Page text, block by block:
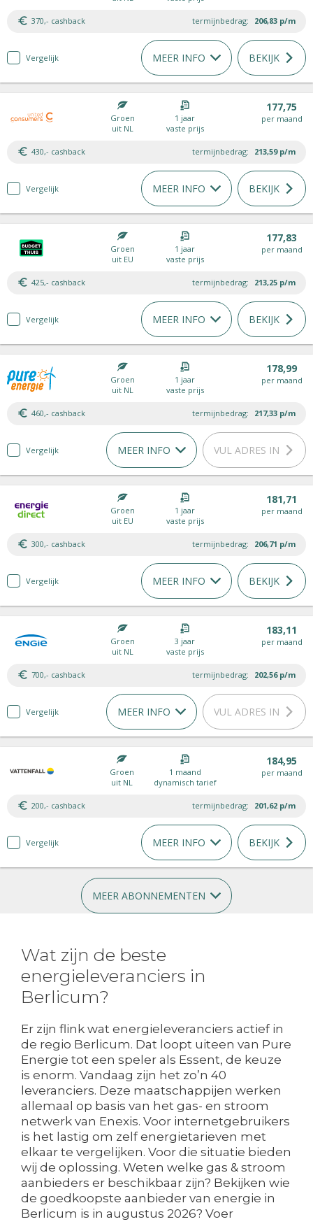
370,- cashback termijnbedrag: 206,83 p/m
Vergelijk MEER INFO BEKIJK
Groen
uit NL
1 jaar
vaste prijs
177,75
per maand
430,- cashback termijnbedrag: 213,59 p/m
Vergelijk MEER INFO BEKIJK
Groen
uit EU
1 jaar
vaste prijs
177,83
per maand
425,- cashback termijnbedrag: 213,25 p/m
Vergelijk MEER INFO BEKIJK
Groen
uit NL
1 jaar
vaste prijs
178,99
per maand
460,- cashback termijnbedrag: 217,33 p/m
Vergelijk MEER INFO VUL ADRES IN
Groen
uit EU
1 jaar
vaste prijs
181,71
per maand
300,- cashback termijnbedrag: 206,71 p/m
Vergelijk MEER INFO BEKIJK
Groen
uit NL
3 jaar
vaste prijs
183,11
per maand
700,- cashback termijnbedrag: 202,56 p/m
Vergelijk MEER INFO VUL ADRES IN
Groen
uit NL
1 maand
dynamisch tarief
184,95
per maand
200,- cashback termijnbedrag: 201,62 p/m
Vergelijk MEER INFO BEKIJK
MEER ABONNEMENTEN
Wat zijn de beste
energieleveranciers in
Berlicum?
Er zijn flink wat energieleveranciers actief in
de regio Berlicum. Dat loopt uiteen van Pure
Energie tot een speler als Essent, de keuze
is enorm. Vandaag zijn het zo’n 40
leveranciers. Deze maatschappijen werken
allemaal op basis van het gas- en stroom
netwerk van Enexis. Voor internetgebruikers
is het lastig om zelf energietarieven met
elkaar te vergelijken. Voor die situatie bieden
wij de oplossing. Weten welke gas & stroom
aanbieders er beschikbaar zijn? Bekijken wie
de goedkoopste aanbieder van energie in
Berlicum is in augustus 2026? Voer